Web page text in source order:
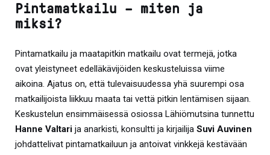
Pintamatkailu – miten ja
miksi?
Pintamatkailu ja maatapitkin matkailu ovat termejä, jotka
ovat yleistyneet edelläkävijöiden keskusteluissa viime
aikoina. Ajatus on, että tulevaisuudessa yhä suurempi osa
matkailijoista liikkuu maata tai vettä pitkin lentämisen sijaan.
Keskustelun ensimmäisessä osiossa Lähiömutsina tunnettu
Hanne Valtari ja anarkisti, konsultti ja kirjailija Suvi Auvinen
johdattelivat pintamatkailuun ja antoivat vinkkejä kestävään